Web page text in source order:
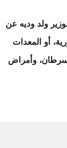
ولد وديه عن
أو المعدات
وأمراض